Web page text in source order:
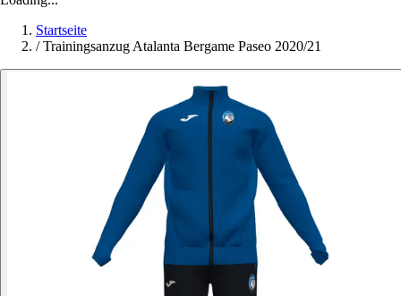
Startseite
/ Trainingsanzug Atalanta Bergame Paseo 2020/21